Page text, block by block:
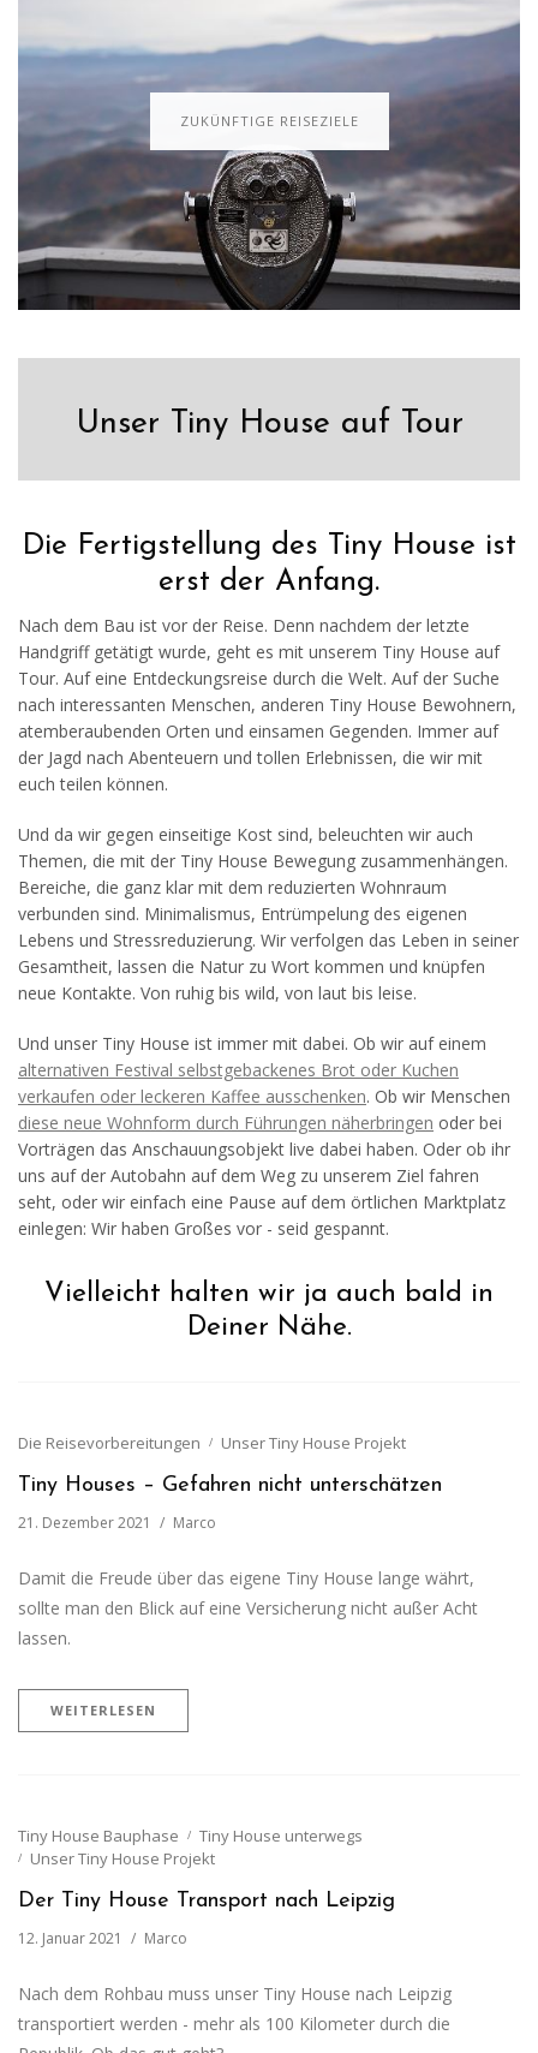
ZUKÜNFTIGE REISEZIELE
Unser Tiny House auf Tour
Die Fertigstellung des Tiny House ist
erst der Anfang.
Nach dem Bau ist vor der Reise. Denn nachdem der letzte
Handgriff getätigt wurde, geht es mit unserem Tiny House auf
Tour. Auf eine Entdeckungsreise durch die Welt. Auf der Suche
nach interessanten Menschen, anderen Tiny House Bewohnern,
atemberaubenden Orten und einsamen Gegenden. Immer auf
der Jagd nach Abenteuern und tollen Erlebnissen, die wir mit
euch teilen können.
Und da wir gegen einseitige Kost sind, beleuchten wir auch
Themen, die mit der Tiny House Bewegung zusammenhängen.
Bereiche, die ganz klar mit dem reduzierten Wohnraum
verbunden sind. Minimalismus, Entrümpelung des eigenen
Lebens und Stressreduzierung. Wir verfolgen das Leben in seiner
Gesamtheit, lassen die Natur zu Wort kommen und knüpfen
neue Kontakte. Von ruhig bis wild, von laut bis leise.
Und unser Tiny House ist immer mit dabei. Ob wir auf einem
alternativen Festival selbstgebackenes Brot oder Kuchen
verkaufen oder leckeren Kaffee ausschenken. Ob wir Menschen
diese neue Wohnform durch Führungen näherbringen oder bei
Vorträgen das Anschauungsobjekt live dabei haben. Oder ob ihr
uns auf der Autobahn auf dem Weg zu unserem Ziel fahren
seht, oder wir einfach eine Pause auf dem örtlichen Marktplatz
einlegen: Wir haben Großes vor - seid gespannt.
Vielleicht halten wir ja auch bald in
Deiner Nähe.
Die Reisevorbereitungen Unser Tiny House Projekt
Tiny Houses – Gefahren nicht unterschätzen
21. Dezember 2021 Marco
Damit die Freude über das eigene Tiny House lange währt,
sollte man den Blick auf eine Versicherung nicht außer Acht
lassen.
WEITERLESEN
Tiny House Bauphase
Tiny House unterwegs
Unser Tiny House Projekt
Der Tiny House Transport nach Leipzig
12. Januar 2021 Marco
Nach dem Rohbau muss unser Tiny House nach Leipzig
transportiert werden - mehr als 100 Kilometer durch die